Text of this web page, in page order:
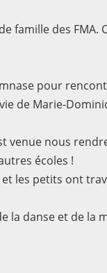
famille des FMA.
pour
de Marie-
nous
écoles !
les petits ont
la danse et de la